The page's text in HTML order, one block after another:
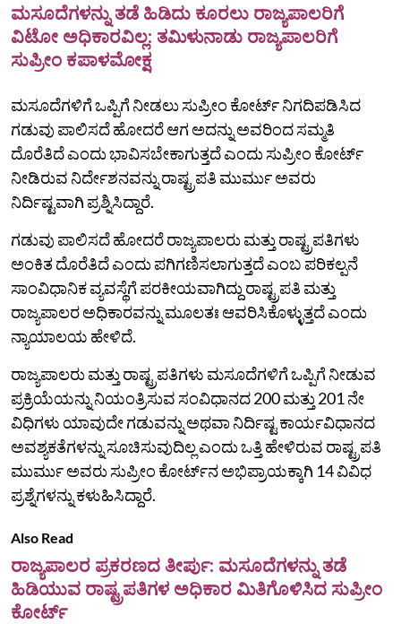
ಮಸೂದೆಗಳನ್ನು ತಡೆ ಹಿಡಿದು ಕೂರಲು ರಾಜ್ಯಪಾಲರಿಗೆ
ವಿಟೋ ಅಧಿಕಾರವಿಲ್ಲ: ತಮಿಳುನಾಡು ರಾಜ್ಯಪಾಲರಿಗೆ
ಸುಪ್ರೀಂ ಕಪಾಳಮೋಕ್ಷ
ಮಸೂದೆಗಳಿಗೆ ಒಪ್ಪಿಗೆ ನೀಡಲು ಸುಪ್ರೀಂ ಕೋರ್ಟ್‌ ನಿಗದಿಪಡಿಸಿದ
ಗಡುವು ಪಾಲಿಸದೆ ಹೋದರೆ ಆಗ ಅದನ್ನು ಅವರಿಂದ ಸಮ್ಮತಿ
ದೊರೆತಿದೆ ಎಂದು ಭಾವಿಸಬೇಕಾಗುತ್ತದೆ ಎಂದು ಸುಪ್ರೀಂ ಕೋರ್ಟ್‌
ನೀಡಿರುವ ನಿರ್ದೇಶನವನ್ನು ರಾಷ್ಟ್ರಪತಿ ಮುರ್ಮು ಅವರು
ನಿರ್ದಿಷ್ಟವಾಗಿ ಪ್ರಶ್ನಿಸಿದ್ದಾರೆ.
ಗಡುವು ಪಾಲಿಸದೆ ಹೋದರೆ ರಾಜ್ಯಪಾಲರು ಮತ್ತು ರಾಷ್ಟ್ರಪತಿಗಳು
ಅಂಕಿತ ದೊರೆತಿದೆ ಎಂದು ಪಗಿಗಣಿಸಲಾಗುತ್ತದೆ ಎಂಬ ಪರಿಕಲ್ಪನೆ
ಸಾಂವಿಧಾನಿಕ ವ್ಯವಸ್ಥೆಗೆ ಪರಕೀಯವಾಗಿದ್ದು ರಾಷ್ಟ್ರಪತಿ ಮತ್ತು
ರಾಜ್ಯಪಾಲರ ಅಧಿಕಾರವನ್ನು ಮೂಲತಃ ಆವರಿಸಿಕೊಳ್ಳುತ್ತದೆ ಎಂದು
ನ್ಯಾಯಾಲಯ ಹೇಳಿದೆ.
ರಾಜ್ಯಪಾಲರು ಮತ್ತು ರಾಷ್ಟ್ರಪತಿಗಳು ಮಸೂದೆಗಳಿಗೆ ಒಪ್ಪಿಗೆ ನೀಡುವ
ಪ್ರಕ್ರಿಯೆಯನ್ನು ನಿಯಂತ್ರಿಸುವ ಸಂವಿಧಾನದ 200 ಮತ್ತು 201 ನೇ
ವಿಧಿಗಳು ಯಾವುದೇ ಗಡುವನ್ನು ಅಥವಾ ನಿರ್ದಿಷ್ಟ ಕಾರ್ಯವಿಧಾನದ
ಅವಶ್ಯಕತೆಗಳನ್ನು ಸೂಚಿಸುವುದಿಲ್ಲ ಎಂದು ಒತ್ತಿ ಹೇಳಿರುವ ರಾಷ್ಟ್ರಪತಿ
ಮುರ್ಮು ಅವರು ಸುಪ್ರೀಂ ಕೋರ್ಟ್‌ನ ಅಭಿಪ್ರಾಯಕ್ಕಾಗಿ 14 ವಿವಿಧ
ಪ್ರಶ್ನೆಗಳನ್ನು ಕಳುಹಿಸಿದ್ದಾರೆ.
Also Read
ರಾಜ್ಯಪಾಲರ ಪ್ರಕರಣದ ತೀರ್ಪು: ಮಸೂದೆಗಳನ್ನು ತಡೆ
ಹಿಡಿಯುವ ರಾಷ್ಟ್ರಪತಿಗಳ ಅಧಿಕಾರ ಮಿತಿಗೊಳಿಸಿದ ಸುಪ್ರೀಂ
ಕೋರ್ಟ್